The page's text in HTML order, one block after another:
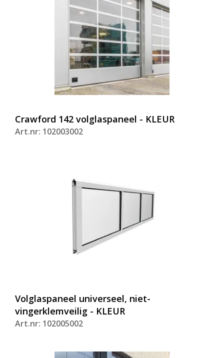
Crawford 142 volglaspaneel - KLEUR
Art.nr: 102003002
Volglaspaneel universeel, niet-
vingerklemveilig - KLEUR
Art.nr: 102005002